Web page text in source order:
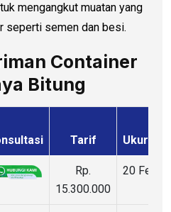
mengangkut muatan yang
seperti semen dan besi.
Container
Bitung
Tarif Ukuran
Rp.
15.300.000
20 Feet